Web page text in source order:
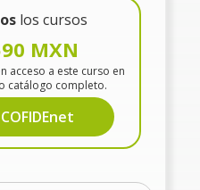
los cursos
MXN
acceso a este curso en
catálogo completo.